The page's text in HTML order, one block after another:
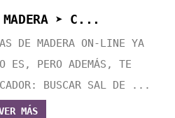
MADERA ➤ C...
DE MADERA ON-LINE YA
ES, PERO ADEMÁS, TE
BUSCAR SAL DE ...
MÁS